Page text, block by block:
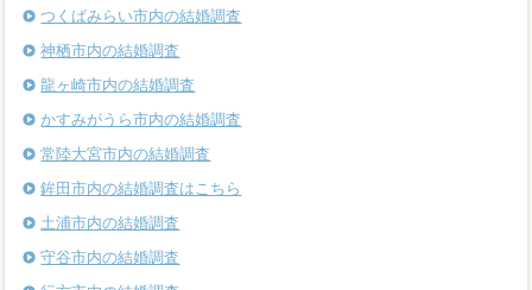
つくばみらい市内の結婚調査
神栖市内の結婚調査
龍ヶ崎市内の結婚調査
かすみがうら市内の結婚調査
常陸大宮市内の結婚調査
鉾田市内の結婚調査はこちら
土浦市内の結婚調査
守谷市内の結婚調査